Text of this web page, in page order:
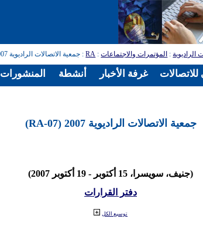
الراديوية: المؤتمرات والاجتماعات:
RA: جمعية الاتصالات الراديوية 2007 (RA-07)
جمعية الاتصالات الراديوية 2007 (RA-07)
(جنيف، سويسرا، 15 أكتوبر - 19 أكتوبر 2007)
دفتر القرارات
توسيع الكل
المنشورات أنشطة غرفة الأخبار